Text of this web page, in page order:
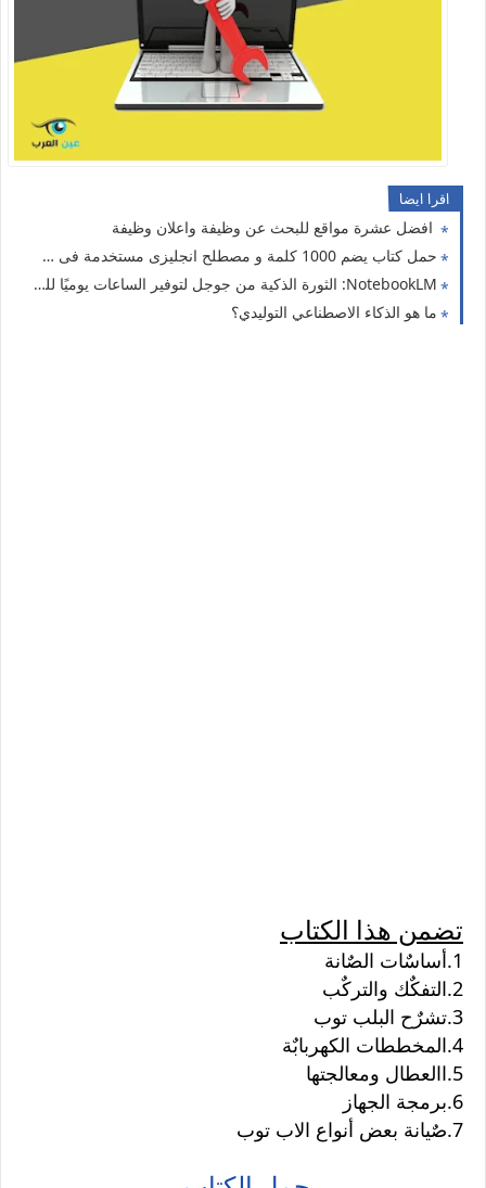
اقرا ايضا
افضل عشرة مواقع للبحث عن وظيفة واعلان وظيفة
حمل كتاب يضم 1000 كلمة و مصطلح انجليزى مستخدمة فى حياة المحاسب اليومية
NotebookLM: الثورة الذكية من جوجل لتوفير الساعات يوميًا للمحاسبين وأصحاب الأعمال
ما هو الذكاء الاصطناعي التوليدي؟
تضمن هذا الكتاب
1.أساسٌات الصٌانة
2.التفكٌك والتركٌب
3.تشرٌح البلب توب
4.المخططات الكهربابٌة
5.االعطال ومعالجتها
6.برمجة الجهاز
7.صٌيانة بعض أنواع الاب توب